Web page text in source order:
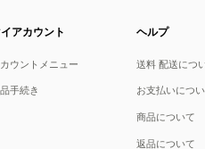
アカウント
ウントメニュー
手続き
ヘルプ
送料 配送につ
お支払いにつ
商品について
返品について